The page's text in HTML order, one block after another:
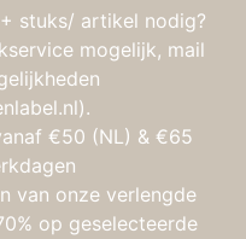
stuks/ artikel nodig?
mogelijk, mail
€50 (NL) & €65
van onze verlengde
op geselecteerde